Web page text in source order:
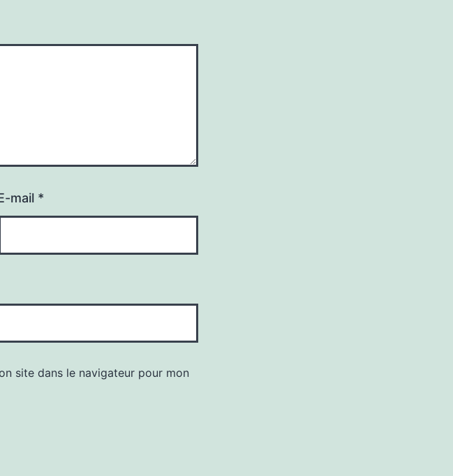
mail *
site dans le navigateur pour mon